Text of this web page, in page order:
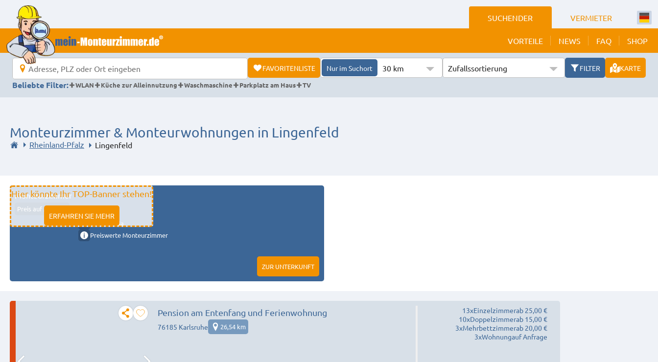
SUCHENDER VERMIETER
VORTEILE NEWS FAQ SHOP
FAVORITENLISTE Nur im Suchort 30 km Zufallssortierung FILTER
KARTE
Beliebte Filter:
WLAN Küche zur Alleinnutzung Waschmaschine Parkplatz am Haus TV
Monteurzimmer & Monteurwohnungen in Lingenfeld
Rheinland-Pfalz Lingenfeld
Hier könnte Ihr TOP-Banner stehen!
ERFAHREN SIE MEHR
Monteurzimmer
Preis auf Anfrage
11333 fulda
Preiswerte Monteurzimmer
ZUR UNTERKUNFT
Pension am Entenfang und Ferienwohnung
76185 Karlsruhe 26,54 km
13xEinzelzimmerab 25,00 €
10xDoppelzimmerab 15,00 €
3xMehrbettzimmerab 20,00 €
3xWohnungauf Anfrage